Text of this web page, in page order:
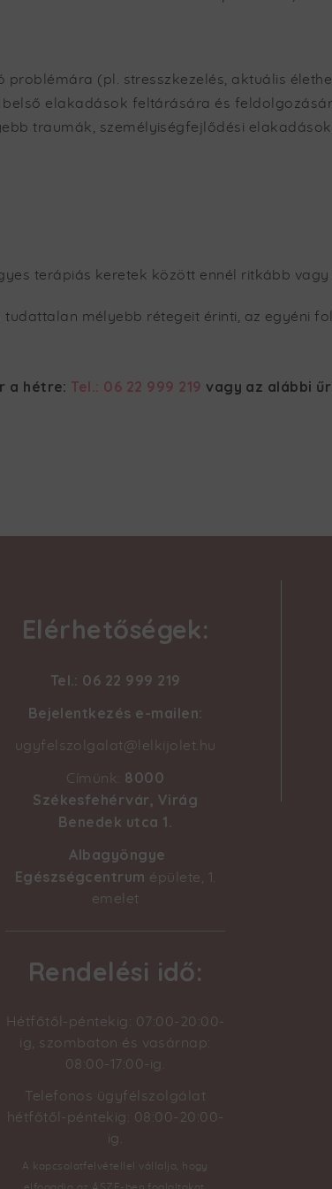
(pl. stresszkezelés, aktuális
elakadások feltárására és
traumák, személyiségfejlődési
terápiás keretek között ennél ritkább vagy
mélyebb rétegeit érinti, az egyéni
a hétre: Tel.: 06 22 999 219 vagy az alábbi
Elérhetőségek:
Tel.: 06 22 999 219
Bejelentkezés e-mailen:
ugyfelszolgalat@lelkijolet.hu
Címünk: 8000
Székesfehérvár, Virág
Benedek utca 1
Albagyöngye
Egészségcentrum épülete, 1.
emelet
Rendelési idő:
Hétfőtől-péntekig: 07:00-20:00-
ig, szombaton és vasárnap:
08:00-17:00-ig.
Telefonos ügyfélszolgálat
hétfőtől-péntekig: 08:00-20:00-
ig.
A kapcsolatfelvétellel vállalja, hogy